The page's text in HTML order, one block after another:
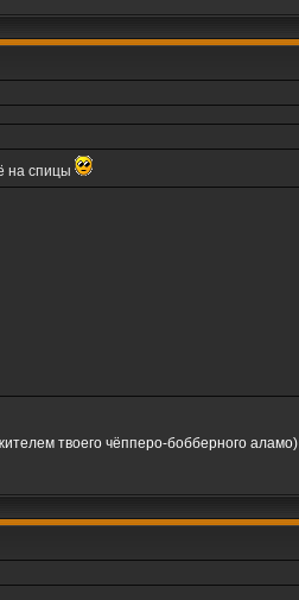
на спицы
твоего чёпперо-бобберного аламо)